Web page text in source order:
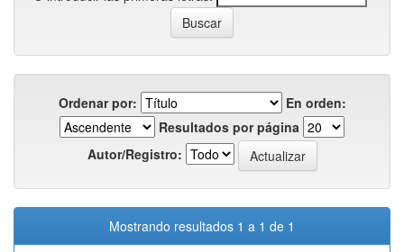
Ordenar por:
En orden:
Resultados por página
Autor/Registro:
Mostrando resultados 1 a 1 de 1